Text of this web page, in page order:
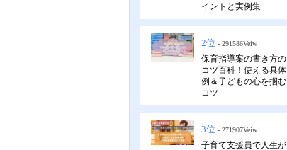
イントと実例集
2位 - 291586Veiw
保育指導案の書き方の
コツ百科！使える具体
例＆子どもの心を掴む
コツ
3位 - 271907Veiw
子育て支援員で人生が